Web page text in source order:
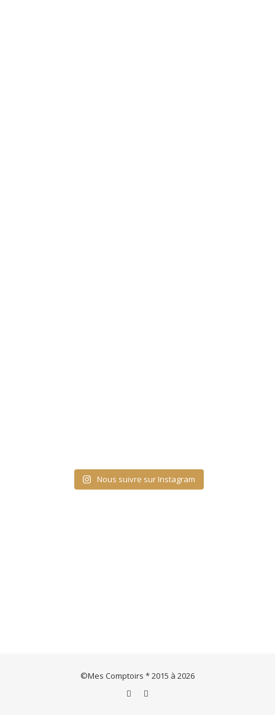
Nous suivre sur Instagram
©Mes Comptoirs * 2015 à 2026